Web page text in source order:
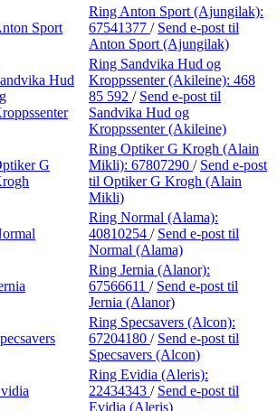
Sport
Ring Anton Sport (Ajungilak):
67541377 / Send e-post til
Anton Sport (Ajungilak)
Hud
Ring Sandvika Hud og
Kroppssenter (Akileine): 468
85 592 / Send e-post til
Sandvika Hud og
Kroppssenter (Akileine)
G
Ring Optiker G Krogh (Alain
Mikli): 67807290 / Send e-post
til Optiker G Krogh (Alain
Mikli)
Ring Normal (Alama):
40810254 / Send e-post til
Normal (Alama)
Ring Jernia (Alanor):
67566611 / Send e-post til
Jernia (Alanor)
Ring Specsavers (Alcon):
67204180 / Send e-post til
Specsavers (Alcon)
Ring Evidia (Aleris):
22434343 / Send e-post til
Evidia (Aleris)